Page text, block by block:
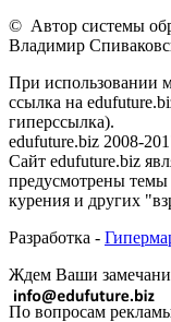
© Автор системы
Владимир
При использовании
ссылка на
гиперссылка).
edufuture.biz 2008-
Сайт edufuture.biz
предусмотрены темы
курения и других
Разработка -
Ждем Ваши
По вопросам